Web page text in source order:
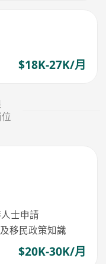
$18K-27K/月
士申請
移民政策知識
$20K-30K/月